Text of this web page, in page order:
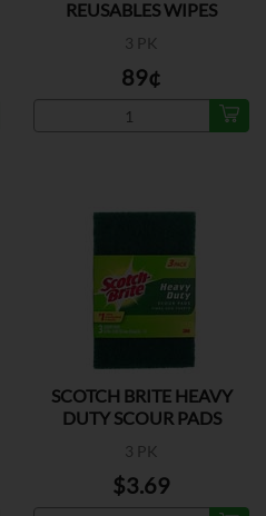
REUSABLES WIPES
3 PK
89¢
SCOTCH BRITE HEAVY
DUTY SCOUR PADS
3 PK
$3.69